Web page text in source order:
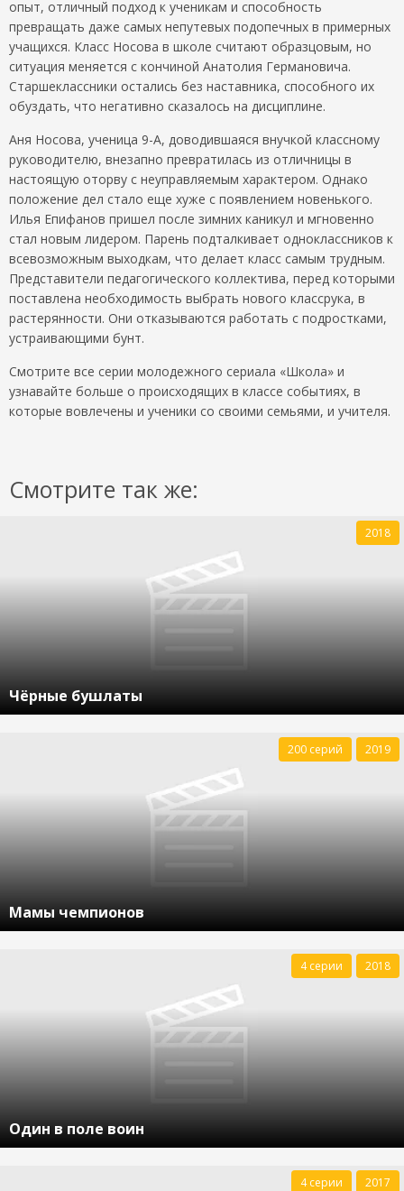
опыт, отличный подход к ученикам и способность
превращать даже самых непутевых подопечных в примерных
учащихся. Класс Носова в школе считают образцовым, но
ситуация меняется с кончиной Анатолия Германовича.
Старшеклассники остались без наставника, способного их
обуздать, что негативно сказалось на дисциплине.
Аня Носова, ученица 9-А, доводившаяся внучкой классному
руководителю, внезапно превратилась из отличницы в
настоящую оторву с неуправляемым характером. Однако
положение дел стало еще хуже с появлением новенького.
Илья Епифанов пришел после зимних каникул и мгновенно
стал новым лидером. Парень подталкивает одноклассников к
всевозможным выходкам, что делает класс самым трудным.
Представители педагогического коллектива, перед которыми
поставлена необходимость выбрать нового классрука, в
растерянности. Они отказываются работать с подростками,
устраивающими бунт.
Смотрите все серии молодежного сериала «Школа» и
узнавайте больше о происходящих в классе событиях, в
которые вовлечены и ученики со своими семьями, и учителя.
Смотрите так же:
Чёрные бушлаты
2018
Мамы чемпионов
200 серий 2019
Один в поле воин
4 серии 2018
4 серии 2017